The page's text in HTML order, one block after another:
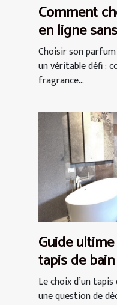
Comment
en ligne
Choisir son
un véritable défi :
fragrance...
Guide
tapis de
espace
Le choix d’un
une question de